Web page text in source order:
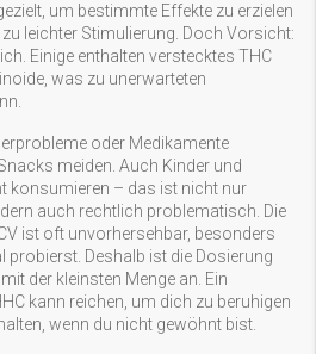
um bestimmte Effekte zu erzielen
leichter Stimulierung. Doch Vorsicht:
Einige enthalten verstecktes THC
was zu unerwarteten
oder Medikamente
meiden. Auch Kinder und
konsumieren – das ist nicht nur
auch rechtlich problematisch. Die
ist oft unvorhersehbar, besonders
probierst. Deshalb ist die Dosierung
der kleinsten Menge an. Ein
kann reichen, um dich zu beruhigen
wenn du nicht gewöhnt bist.